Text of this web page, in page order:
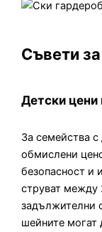
Съвети
Детски цени
За семейства
обмислени
безопасност и
струват между
задължителни
шейните могат